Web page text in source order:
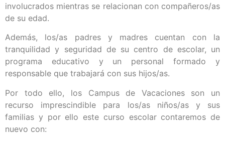
involucrados mientras se relacionan con compañeros/as
de su edad.
Además, los/as padres y madres cuentan con la
tranquilidad y seguridad de su centro de escolar, un
programa educativo y un personal formado y
responsable que trabajará con sus hijos/as.
Por todo ello, los Campus de Vacaciones son un
recurso imprescindible para los/as niños/as y sus
familias y por ello este curso escolar contaremos de
nuevo con: